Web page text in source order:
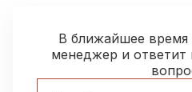
В ближайшее время
менеджер и